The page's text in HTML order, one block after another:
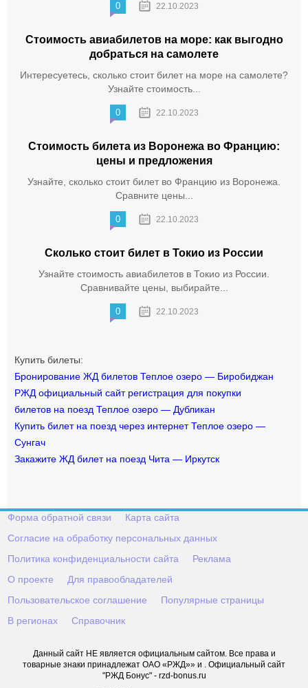
0 22.10.2023
Стоимость авиабилетов на море: как выгодно
добраться на самолете
Интересуетесь, сколько стоит билет на море на самолете?
Узнайте стоимость...
0 22.10.2023
Стоимость билета из Воронежа во Францию:
цены и предложения
Узнайте, сколько стоит билет во Францию из Воронежа.
Сравните цены...
0 22.10.2023
Сколько стоит билет в Токио из России
Узнайте стоимость авиабилетов в Токио из России.
Сравнивайте цены, выбирайте...
0 22.10.2023
Купить билеты:
Бронирование ЖД билетов Теплое озеро — Биробиджан
РЖД официальный сайт регистрация для покупки
билетов на поезд Теплое озеро — Дубликан
Купить билет на поезд через интернет Теплое озеро —
Сунгач
Закажите ЖД билет на поезд Чита — Иркутск
Форма обратной связи
Карта сайта
Согласие на обработку персональных данных
Политика конфиденциальности сайта
Реклама
О проекте
Для правообладателей
Пользовательское соглашение
Популярные страницы
В регионах
Справочник
Данный сайт НЕ является официальным сайтом. Все права и
товарные знаки принадлежат ОАО «РЖД»» и . Официальный сайт
"РЖД Бонус" - rzd-bonus.ru